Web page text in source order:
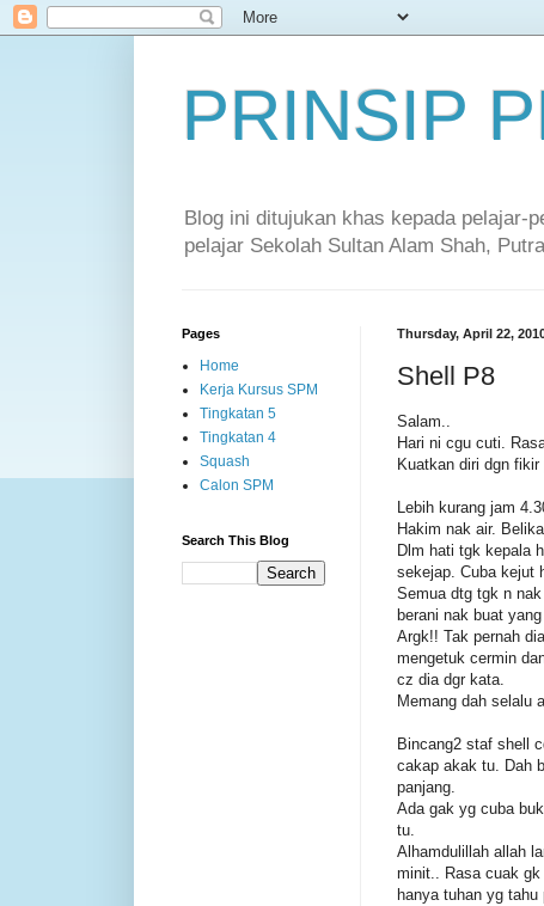
PRINSIP
Blog ini ditujukan khas kepada pelajar-
pelajar Sekolah Sultan Alam Shah,
Thursday, April 22,
Shell P8
Salam..
Hari ni cgu cuti.
Kuatkan diri dgn
Lebih kurang jam
Hakim nak air.
Dlm hati tgk kepala
sekejap. Cuba kejut
Semua dtg tgk n
berani nak buat
Argk!! Tak pernah
mengetuk cermin
cz dia dgr kata.
Memang dah selalu
Bincang2 staf shell
cakap akak tu. Dah
panjang.
Ada gak yg cuba
tu.
Alhamdulillah allah
minit.. Rasa cuak
hanya tuhan yg tahu
Pages
Home
Kerja Kursus SPM
Tingkatan 5
Tingkatan 4
Squash
Calon SPM
Search This Blog